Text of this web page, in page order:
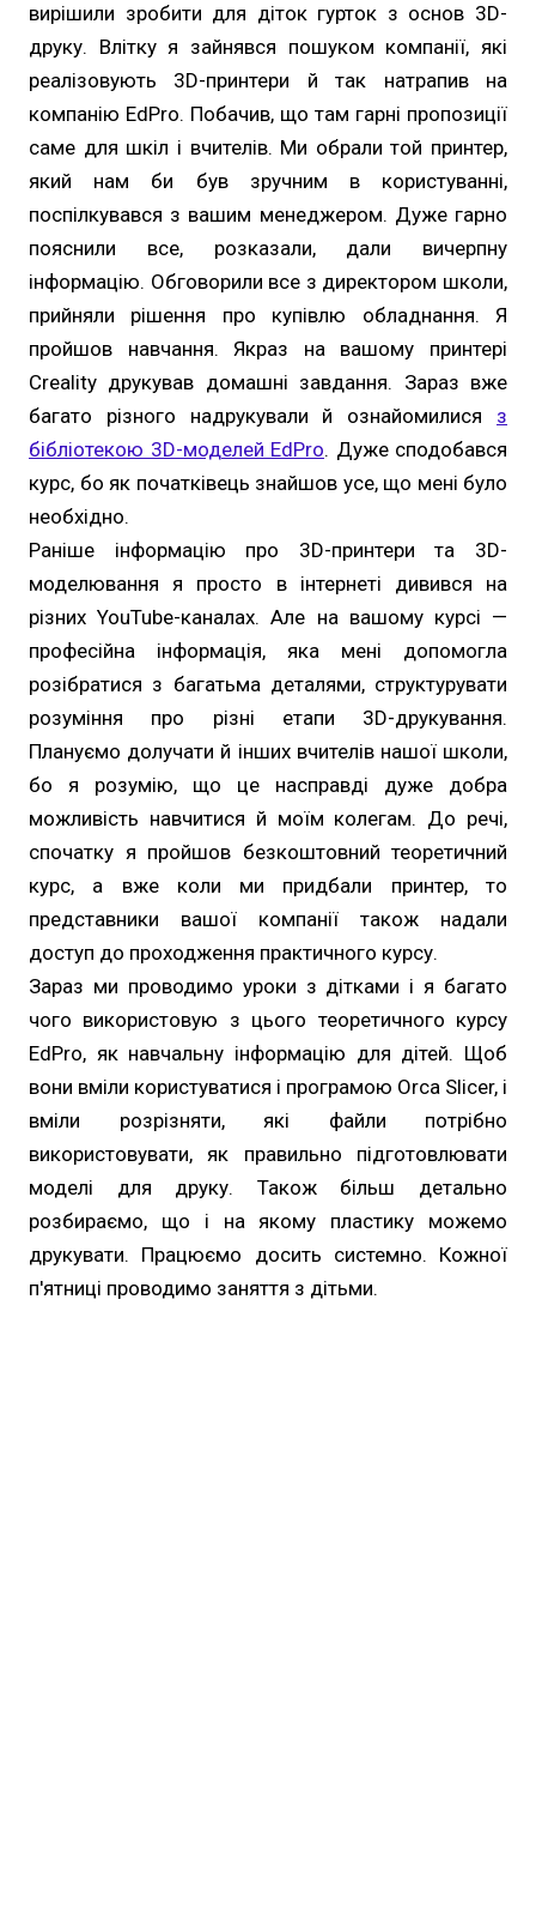
вирішили зробити для діток гурток з основ 3D-
друку. Влітку я зайнявся пошуком компанії, які
реалізовують 3D-принтери й так натрапив на
компанію EdPro. Побачив, що там гарні пропозиції
саме для шкіл і вчителів. Ми обрали той принтер,
який нам би був зручним в користуванні,
поспілкувався з вашим менеджером. Дуже гарно
пояснили все, розказали, дали вичерпну
інформацію. Обговорили все з директором школи,
прийняли рішення про купівлю обладнання. Я
пройшов навчання. Якраз на вашому принтері
Creality друкував домашні завдання. Зараз вже
багато різного надрукували й ознайомилися з
бібліотекою 3D-моделей EdPro. Дуже сподобався
курс, бо як початківець знайшов усе, що мені було
необхідно.
Раніше інформацію про 3D-принтери та 3D-
моделювання я просто в інтернеті дивився на
різних YouTube-каналах. Але на вашому курсі —
професійна інформація, яка мені допомогла
розібратися з багатьма деталями, структурувати
розуміння про різні етапи 3D-друкування.
Плануємо долучати й інших вчителів нашої школи,
бо я розумію, що це насправді дуже добра
можливість навчитися й моїм колегам. До речі,
спочатку я пройшов безкоштовний теоретичний
курс, а вже коли ми придбали принтер, то
представники вашої компанії також надали
доступ до проходження практичного курсу.
Зараз ми проводимо уроки з дітками і я багато
чого використовую з цього теоретичного курсу
EdPro, як навчальну інформацію для дітей. Щоб
вони вміли користуватися і програмою Orca Slicer, і
вміли розрізняти, які файли потрібно
використовувати, як правильно підготовлювати
моделі для друку. Також більш детально
розбираємо, що і на якому пластику можемо
друкувати. Працюємо досить системно. Кожної
п'ятниці проводимо заняття з дітьми.